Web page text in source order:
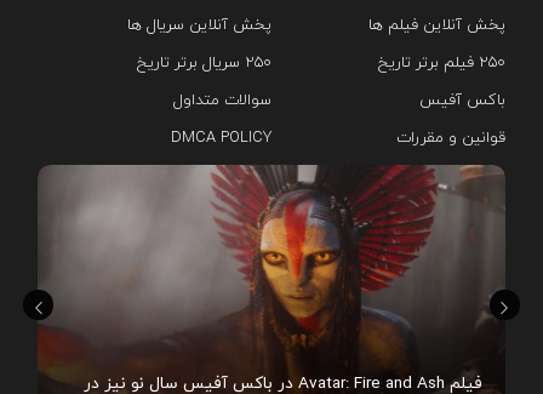
فیلم Avatar: Fire and Ash در باکس آفیس سال نو نیز در
پخش آنلاین فیلم ها
پخش آنلاین سریال ها
۲۵۰ فیلم برتر تاریخ
۲۵۰ سریال برتر تاریخ
باکس آفیس
سوالات متداول
قوانین و مقررات
DMCA POLICY